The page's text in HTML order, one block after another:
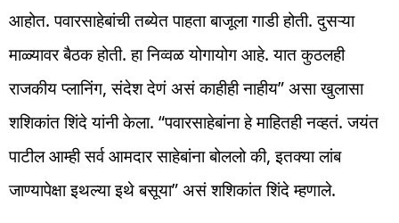
आहोत. पवारसाहेबांची तब्येत पाहता बाजूला गाडी होती. दुसऱ्या
माळ्यावर बैठक होती. हा निव्वळ योगायोग आहे. यात कुठलही
राजकीय प्लानिंग, संदेश देणं असं काहीही नाहीय” असा खुलासा
शशिकांत शिंदे यांनी केला. “पवारसाहेबांना हे माहितही नव्हतं. जयंत
पाटील आम्ही सर्व आमदार साहेबांना बोललो की, इतक्या लांब
जाण्यापेक्षा इथल्या इथे बसूया” असं शशिकांत शिंदे म्हणाले.